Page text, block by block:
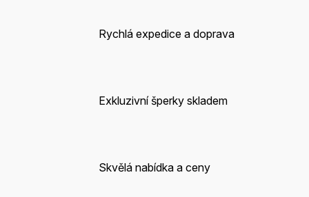
Rychlá expedice a doprava
Exkluzivní šperky skladem
Skvělá nabídka a ceny